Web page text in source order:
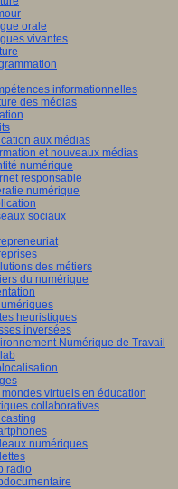
orale
vivantes
informationnelles
des médias
aux médias
et nouveaux médias
numérique
responsable
numérique
sociaux
des métiers
du numérique
heuristiques
inversées
Numérique de Travail
mondes virtuels en éducation
collaboratives
numériques
radio